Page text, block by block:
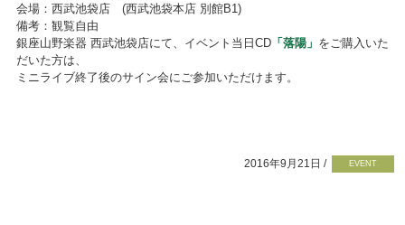
会場：西武池袋店 (西武池袋本店 別館B1)
備考：観覧自由
銀座山野楽器 西武池袋店にて、イベント当日CD「落陽」 をご購入いた
だいた方は、
ミニライブ終了後のサイン会にご参加いただけます。
2016年9月21日 / EVENT